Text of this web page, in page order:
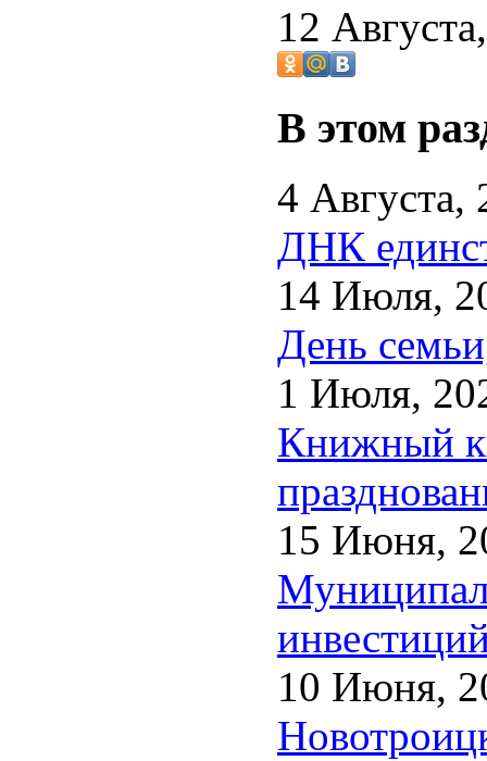
12
В этом
4 Августа,
ДНК
14 Июля,
День
1 Июля,
Книжный
15 Июня,
10 Июня,